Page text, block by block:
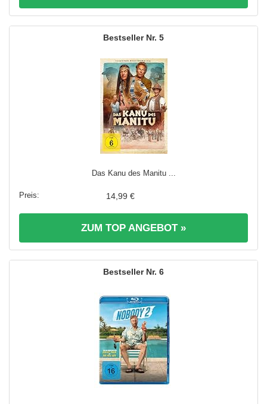
5
Das Kanu des Manitu ...
14,99 €
ZUM TOP ANGEBOT »
6